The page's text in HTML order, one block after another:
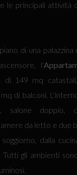
le principali attività
di una palazzina
l'
di 149 mq
di balconi.
salone doppio,
da letto e due
dalla
gli ambienti